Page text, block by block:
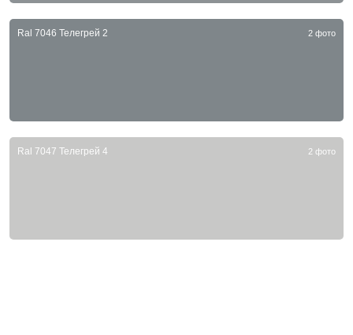
Ral 7046 Телегрей 2 2 фото
Ral 7047 Телегрей 4 2 фото